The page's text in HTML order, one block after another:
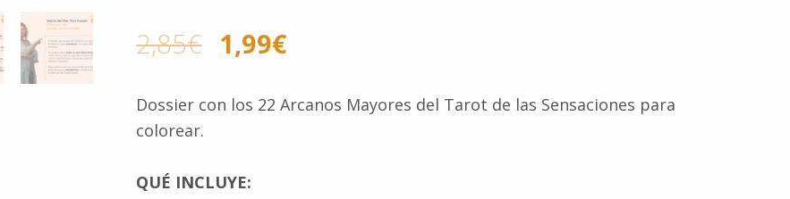
2,85€ 1,99€
Dossier con los 22 Arcanos Mayores del Tarot de las Sensaciones para
colorear.
QUÉ INCLUYE: